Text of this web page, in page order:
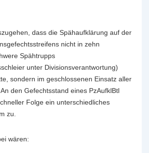
dass die Spähaufklärung auf der
nicht in zehn
Spähtrupps
unter Divisionsverantwortung)
sondern im geschlossenen Einsatz aller
den Gefechtsstand eines PzAufklBtl
Folge ein unterschiedliches
zu.
wären: